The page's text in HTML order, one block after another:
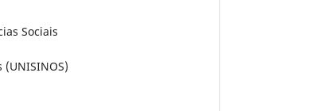
Sociais
(UNISINOS)